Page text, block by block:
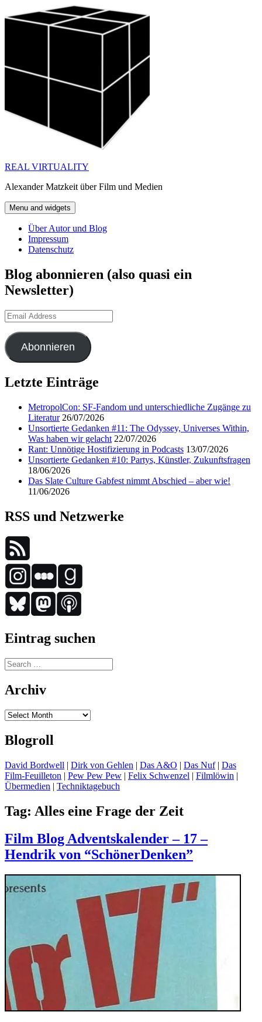
to
REAL VIRTUALITY
Alexander Matzkeit über Film und Medien
Menu and widgets
Über Autor und Blog
Impressum
Datenschutz
Blog abonnieren (also quasi ein
Newsletter)
Email
Address
Abonnieren
Letzte Einträge
MetropolCon: SF-Fandom und unterschiedliche Zugänge zu
Literatur 26/07/2026
Unsortierte Gedanken #11: The Odyssey, Universes Within,
Was haben wir gelacht 22/07/2026
Rant: Unnötige Hostifizierung in Podcasts 13/07/2026
Unsortierte Gedanken #10: Partys, Künstler, Zukunftsfragen
18/06/2026
Das Slate Culture Gabfest nimmt Abschied – aber wie!
11/06/2026
RSS und Netzwerke
Eintrag suchen
Search
for:
Archiv
Archiv
Blogroll
David Bordwell | Dirk von Gehlen | Das A&O | Das Nuf| Das
Film-Feuilleton | Pew Pew Pew | Felix Schwenzel | Filmlöwin |
Übermedien | Techniktagebuch
Tag: Alles eine Frage der Zeit
Film Blog Adventskalender – 17 –
Hendrik von “SchönerDenken”